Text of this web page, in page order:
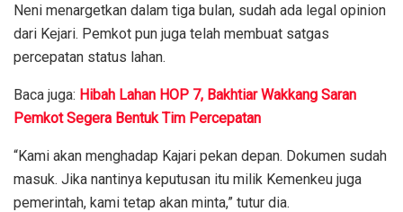
Neni menargetkan dalam tiga bulan, sudah ada legal opinion
dari Kejari. Pemkot pun juga telah membuat satgas
percepatan status lahan.
Baca juga: Hibah Lahan HOP 7, Bakhtiar Wakkang Saran
Pemkot Segera Bentuk Tim Percepatan
“Kami akan menghadap Kajari pekan depan. Dokumen sudah
masuk. Jika nantinya keputusan itu milik Kemenkeu juga
pemerintah, kami tetap akan minta,” tutur dia.